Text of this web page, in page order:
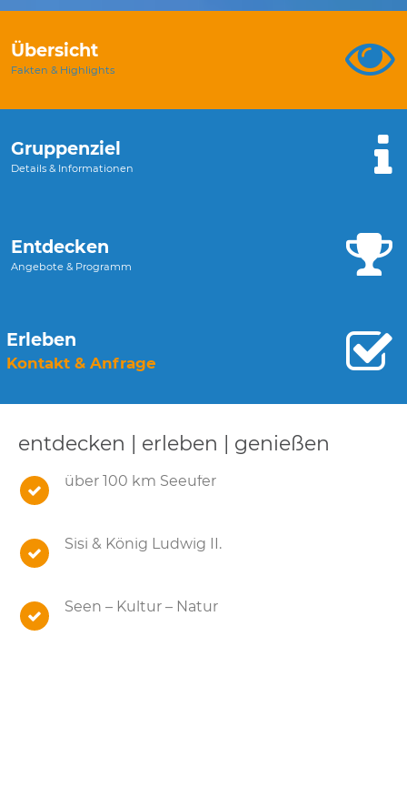
Übersicht
Fakten & Highlights
Gruppenziel
Details & Informationen
Entdecken
Angebote & Programm
Erleben
Kontakt & Anfrage
entdecken | erleben | genießen
über 100 km Seeufer
Sisi & König Ludwig II.
Seen – Kultur – Natur